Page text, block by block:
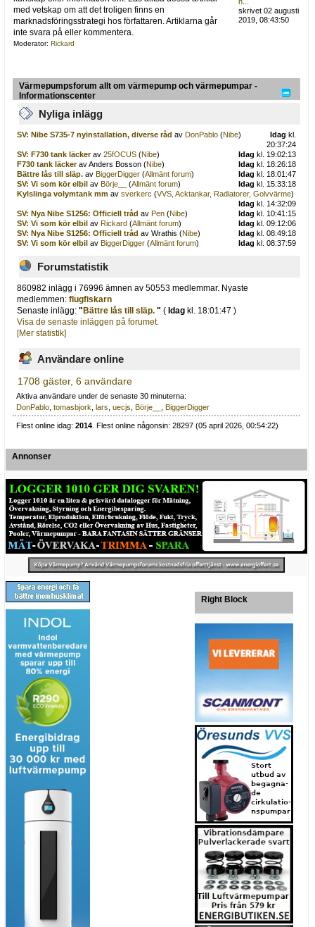
med vetskap om att det troligen finns en
marknadsföringsstrategi hos författaren. Artiklarna går
inte svara på eller kommentera.
Moderator: Rickard
skrivet 02 augusti
2019, 08:43:50
Värmepumpsforum allt om värmepump och värmepumpar -
Informationscenter
Nyliga inlägg
SV: Nibe S735-7 nyinstallation, diverse råd av DonPablo(Nibe) Idag kl.
20:37:24
SV: F730 tank läckerav 25fOCUS(Nibe) Idag kl. 19:02:13
F730 tank läckerav Anders Bosson (Nibe) Idag kl. 18:26:18
Bättre lås till släp. av BiggerDigger(Allmänt forum) Idag kl. 18:01:47
SV: Vi som kör elbilav Börje__ (Allmänt forum) Idag kl. 15:33:18
Kylslinga volymtank mmav sverkerc (VVS, Acktankar, Radiatorer, Golvvärme)
Idag kl. 14:32:09
SV: Nya Nibe S1256: Officiell tråd av Pen(Nibe) Idag kl. 10:41:15
SV: Vi som kör elbilav Rickard(Allmänt forum) Idag kl. 09:12:06
SV: Nya Nibe S1256: Officiell tråd av Wrathis (Nibe) Idag kl. 08:49:18
SV: Vi som kör elbilav BiggerDigger(Allmänt forum) Idag kl. 08:37:59
Forumstatistik
860982 inlägg i 76996 ämnen av 50553 medlemmar. Nyaste
medlemmen:flugfiskarn
Senaste inlägg:" Bättre lås till släp." ( Idag kl. 18:01:47 )
Visa de senaste inläggen på forumet.
[Mer statistik]
Användare online
1708 gäster, 6 användare
Aktiva användare under de senaste 30 minuterna:
DonPablo,tomasbjork, lars,uecjs, Börje__ , BiggerDigger
Flest online idag:2014 . Flest online någonsin: 28297 (05 april 2026, 00:54:22)
Annonser
Right Block